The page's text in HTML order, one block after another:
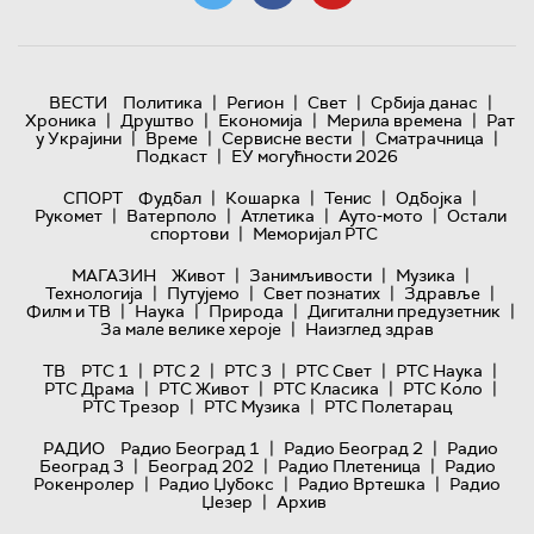
ВЕСТИ Политика | Регион | Свет | Србија данас |
Хроника | Друштво | Економија | Мерила времена | Рат
у Украјини | Време | Сервисне вести | Сматрачница |
Подкаст | ЕУ могућности 2026
СПОРТ
Фудбал | Кошарка | Тенис | Одбојка |
Рукомет | Ватерполо | Атлетика | Ауто-мото | Остали
спортови | Меморијал РТС
МАГАЗИН
Живот | Занимљивости | Музика |
Технологијa | Путујемо | Свет познатих | Здравље |
Филм и ТВ | Наука | Природа | Дигитални предузетник |
За мале велике хероје | Наизглед здрав
ТВ
РТС 1 | РТС 2 | РТС 3 | РТС Свет | РТС Наука |
РТС Драма | РТС Живот | РТС Класика | РТС Коло |
РТС Трезор | РТС Музика | РТС Полетарац
РАДИО
Радио Београд 1 | Радио Београд 2 | Радио
Београд 3 | Београд 202 | Радио Плетеница | Радио
Рокенролер | Радио Џубокс | Радио Вртешка | Радио
Џезер | Архив